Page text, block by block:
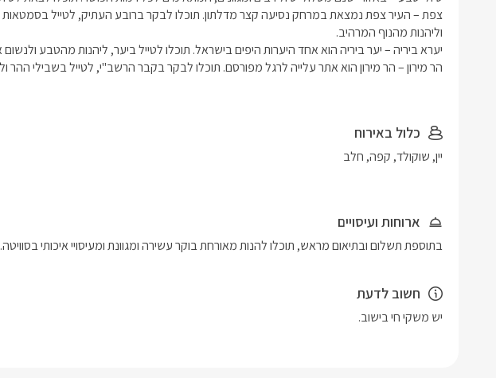
כלול באירוח
ארוחות ועיסויים
בתוספת תשלום ובתיאום מראש, תוכלו להנות מאורחת בוקר עשירה ומגוונת ומעיסויי איכותי בסוויטה.
חשוב לדעת